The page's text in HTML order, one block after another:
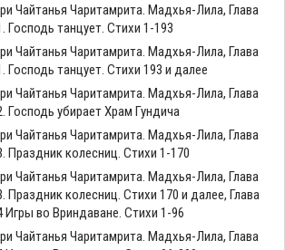
Чайтанья Чаритамрита. Мадхья-Лила, Глава
Господь танцует. Стихи 1-193
Чайтанья Чаритамрита. Мадхья-Лила, Глава
Господь танцует. Стихи 193 и далее
Чайтанья Чаритамрита. Мадхья-Лила, Глава
Господь убирает Храм Гундича
Чайтанья Чаритамрита. Мадхья-Лила, Глава
Праздник колесниц. Стихи 1-170
Чайтанья Чаритамрита. Мадхья-Лила, Глава
Праздник колесниц. Стихи 170 и далее, Глава
Игры во Вриндаване. Стихи 1-96
Чайтанья Чаритамрита. Мадхья-Лила, Глава